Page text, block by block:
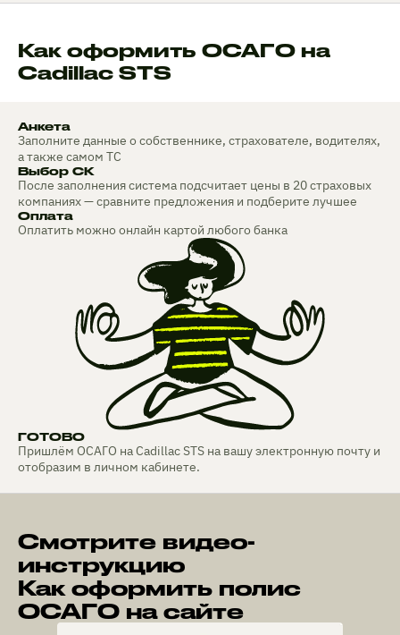
Как оформить ОСАГО на
Cadillac STS
Анкета
Заполните данные о собственнике, страхователе, водителях,
а также самом ТС
Выбор СК
После заполнения система подсчитает цены в 20 страховых
компаниях — сравните предложения и подберите лучшее
Оплата
Оплатить можно онлайн картой любого банка
ГОТОВО
Пришлём ОСАГО на Cadillac STS на вашу электронную почту и
отобразим в личном кабинете.
Смотрите видео-
инструкцию
Как оформить полис
ОСАГО на сайте